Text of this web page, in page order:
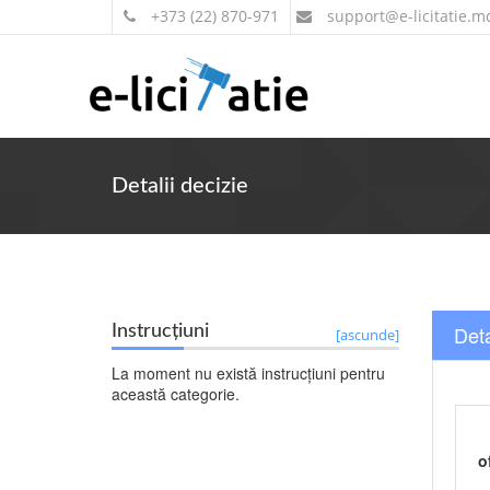
+373 (22) 870-971 support@e-
Detalii decizie
Instrucțiuni [ascunde]
La moment nu există instrucțiuni pentru
această categorie.